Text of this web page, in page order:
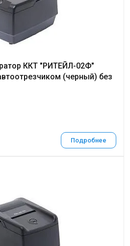
ККТ "РИТЕЙЛ-02Ф"
(черный) без
Подробнее